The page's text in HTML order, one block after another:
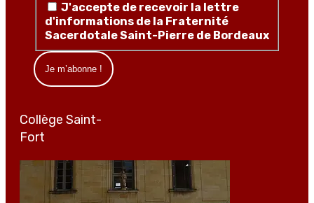
J'accepte de recevoir la lettre
d'informations de la Fraternité
Sacerdotale Saint-Pierre de Bordeaux
Collège Saint-
Fort